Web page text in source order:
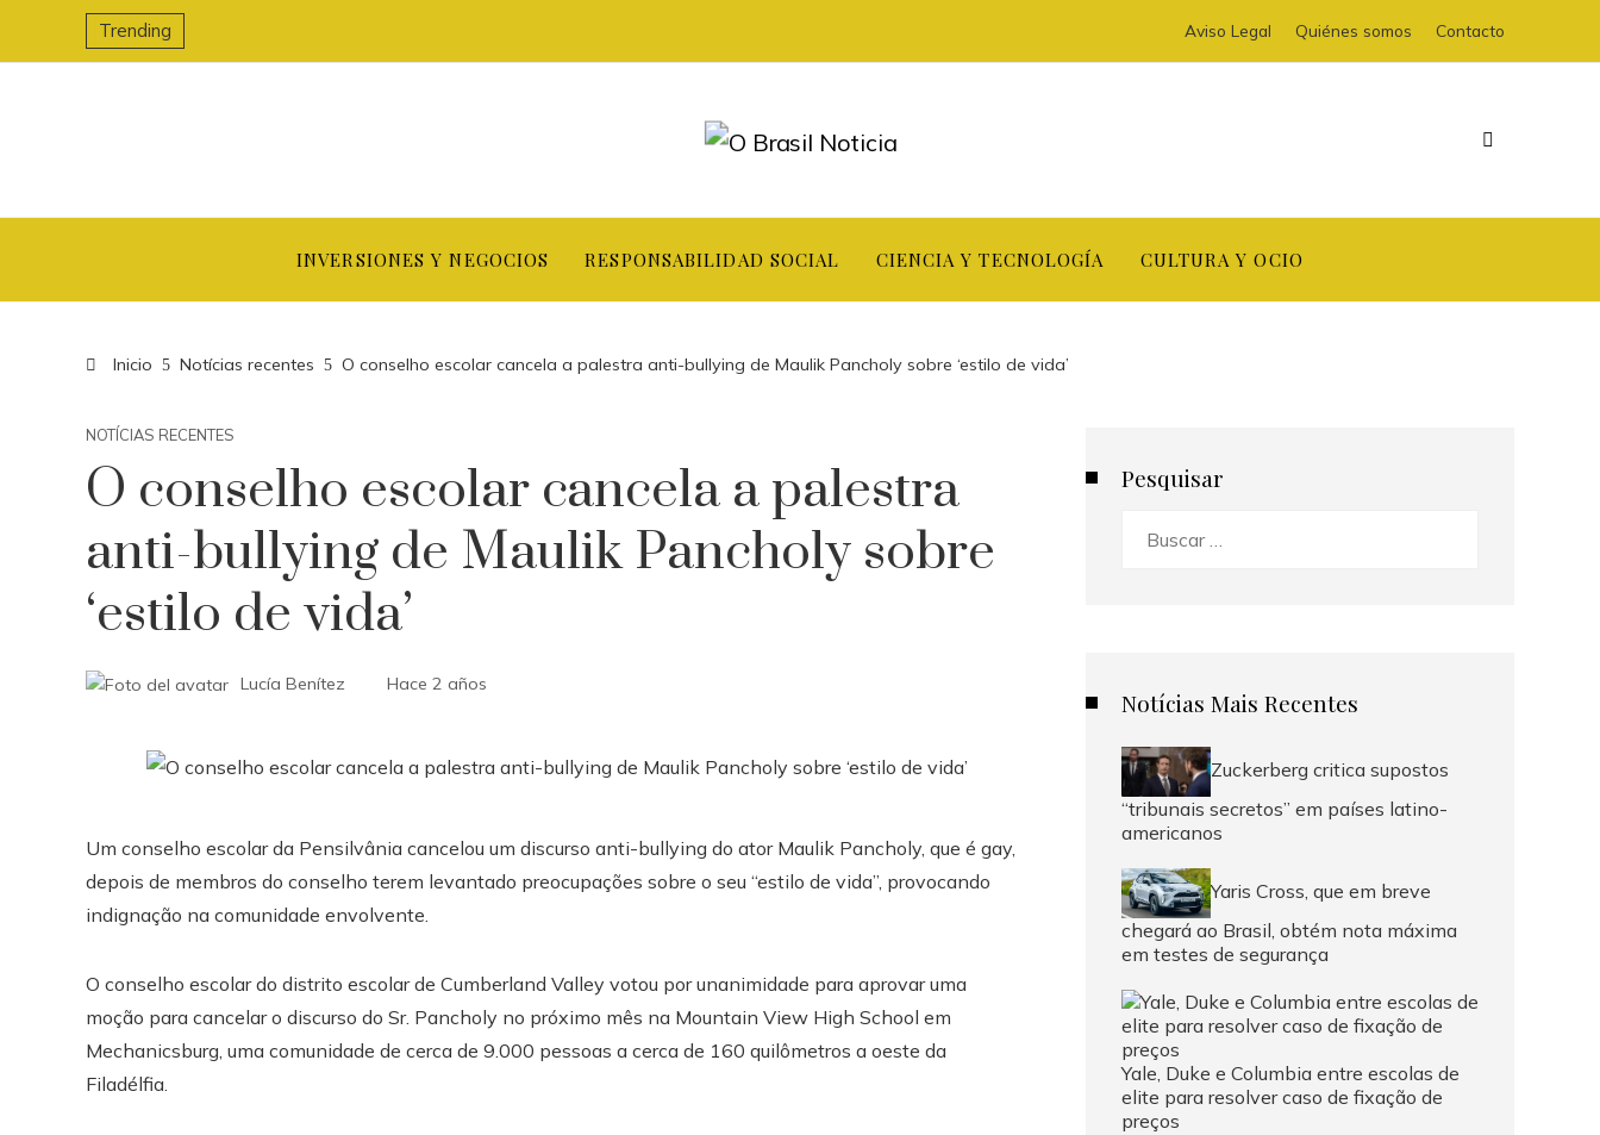
Trending Aviso Legal Quiénes somos Contacto
INVERSIONES Y NEGOCIOS RESPONSABILIDAD SOCIAL CIENCIA Y TECNOLOGÍA CULTURA Y OCIO
Inicio Notícias recentes O conselho escolar cancela a palestra anti-bullying de Maulik Pancholy sobre ‘estilo de vida’
NOTÍCIAS RECENTES
O conselho escolar cancela a palestra
anti-bullying de Maulik Pancholy sobre
‘estilo de vida’
Lucía Benítez Hace 2 años
Um conselho escolar da Pensilvânia cancelou um discurso anti-bullying do ator Maulik Pancholy, que é gay,
depois de membros do conselho terem levantado preocupações sobre o seu “estilo de vida”, provocando
indignação na comunidade envolvente.
O conselho escolar do distrito escolar de Cumberland Valley votou por unanimidade para aprovar uma
moção para cancelar o discurso do Sr. Pancholy no próximo mês na Mountain View High School em
Mechanicsburg, uma comunidade de cerca de 9.000 pessoas a cerca de 160 quilômetros a oeste da
Filadélfia.
Pesquisar
Notícias Mais Recentes
Zuckerberg critica supostos
“tribunais secretos” em países latino-
americanos
Yaris Cross, que em breve
chegará ao Brasil, obtém nota máxima
em testes de segurança
Yale, Duke e Columbia entre escolas de
elite para resolver caso de fixação de
preços